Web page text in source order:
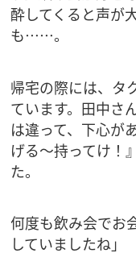
酔してくると声が
も……。
帰宅の際には、タ
ています。田中さ
は違って、下心が
げる～持ってけ！
た。
何度も飲み会でお
していましたね」